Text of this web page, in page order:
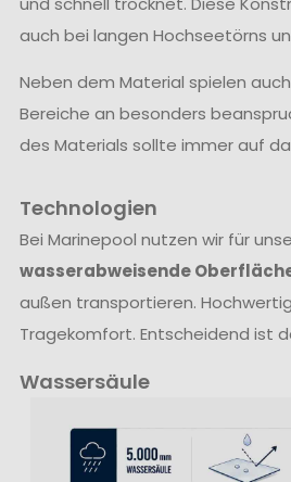
auch bei langen Hochseetörns
Neben dem Material spielen
Bereiche an besonders
des Materials sollte immer auf
Technologien
Bei Marinepool nutzen wir für
wasserabweisende
außen transportieren.
Tragekomfort. Entscheidend ist
Wassersäule